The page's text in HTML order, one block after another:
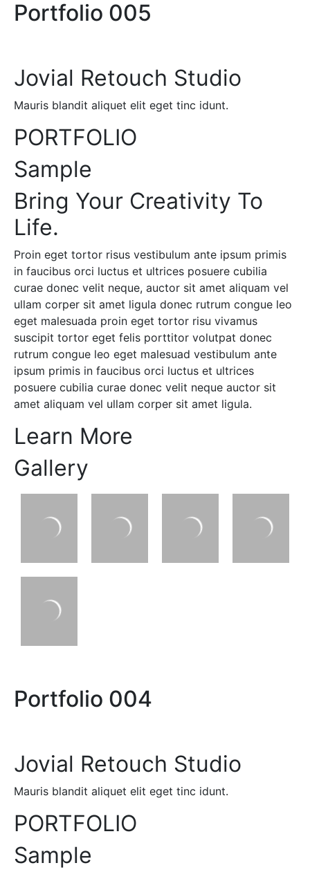
Portfolio 005
Jovial Retouch Studio
Mauris blandit aliquet elit eget tinc idunt.
PORTFOLIO
Sample
Bring Your Creativity To
Life.
Proin eget tortor risus vestibulum ante ipsum primis
in faucibus orci luctus et ultrices posuere cubilia
curae donec velit neque, auctor sit amet aliquam vel
ullam corper sit amet ligula donec rutrum congue leo
eget malesuada proin eget tortor risu vivamus
suscipit tortor eget felis porttitor volutpat donec
rutrum congue leo eget malesuad vestibulum ante
ipsum primis in faucibus orci luctus et ultrices
posuere cubilia curae donec velit neque auctor sit
amet aliquam vel ullam corper sit amet ligula.
Learn More
Gallery
Portfolio 004
Jovial Retouch Studio
Mauris blandit aliquet elit eget tinc idunt.
PORTFOLIO
Sample